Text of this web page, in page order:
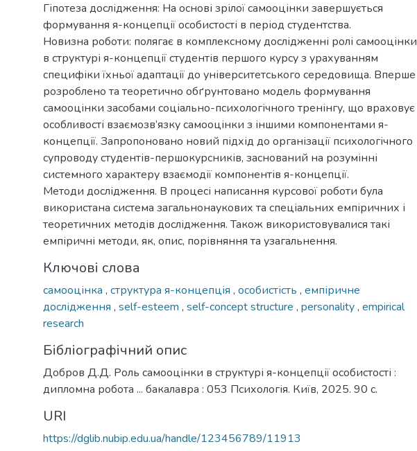
Гіпотеза дослідження: На основі зрілої самооцінки завершується
формування я-концепції особистості в період студентства.
Новизна роботи: полягає в комплексному дослідженні ролі самооцінки
в структурі я-концепції студентів першого курсу з урахуванням
специфіки їхньої адаптації до університетського середовища. Вперше
розроблено та теоретично обґрунтовано модель формування
самооцінки засобами соціально-психологічного тренінгу, що враховує
особливості взаємозв’язку самооцінки з іншими компонентами я-
концепції. Запропоновано новий підхід до організації психологічного
супроводу студентів-першокурсників, заснований на розумінні
системного характеру взаємодії компонентів я-концепції.
Методи дослідження. В процесі написання курсової роботи була
використана система загальнонаукових та спеціальних емпіричних і
теоретичних методів дослідження. Також використовувалися такі
емпіричні методи, як, опис, порівняння та узагальнення.
Ключові слова
самооцінка , структура я-концепція , особистість , емпіричне
дослідження , self-esteem , self-concept structure , personality, empirical
research
Бібліографічний опис
Добров Д.Д. Роль самооцінки в структурі я-концепції особистості :
дипломна робота ... бакалавра : 053 Психологія. Київ, 2025. 90 с.
URI
https://dglib.nubip.edu.ua/handle/123456789/11913